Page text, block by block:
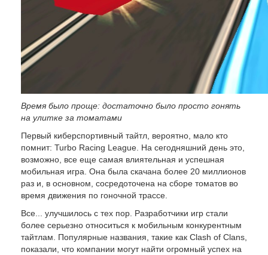
Время было проще: достаточно было просто гонять
на улитке за томатами
Первый киберспортивный тайтл, вероятно, мало кто
помнит: Turbo Racing League. На сегодняшний день это,
возможно, все еще самая влиятельная и успешная
мобильная игра. Она была скачана более 20 миллионов
раз и, в основном, сосредоточена на сборе томатов во
время движения по гоночной трассе.
Все... улучшилось с тех пор. Разработчики игр стали
более серьезно относиться к мобильным конкурентным
тайтлам. Популярные названия, такие как Clash of Clans,
показали, что компании могут найти огромный успех на